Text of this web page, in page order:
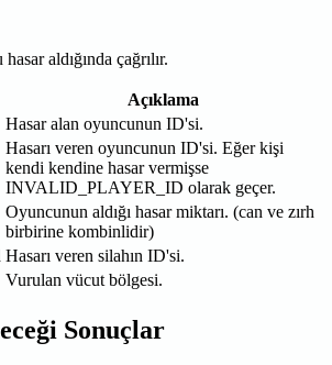
aldığında çağrılır.
Açıklama
Hasar alan oyuncunun ID'si.
Hasarı veren oyuncunun ID'si. Eğer kişi
kendi kendine hasar vermişse
INVALID_PLAYER_ID olarak geçer.
Oyuncunun aldığı hasar miktarı. (can ve zırh
birbirine kombinlidir)
Hasarı veren silahın ID'si.
Vurulan vücut bölgesi.
Sonuçlar